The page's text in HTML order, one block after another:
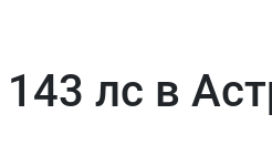
лс в